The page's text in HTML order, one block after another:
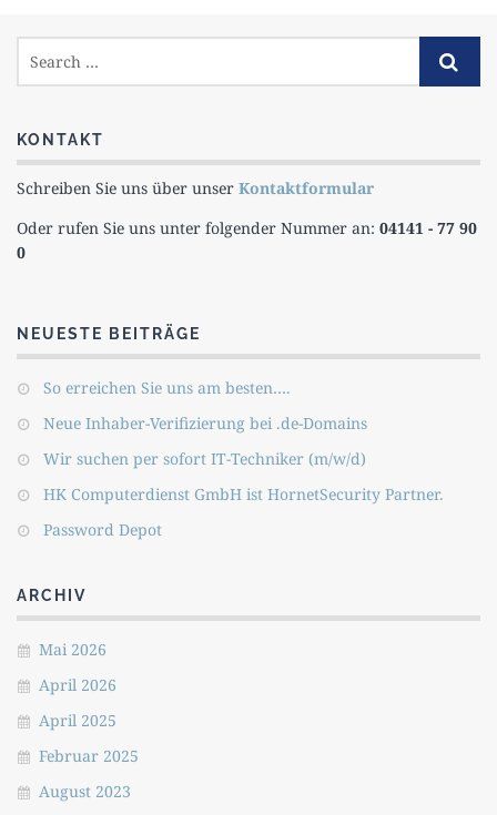
KONTAKT
Schreiben Sie uns über unser Kontaktformular
Oder rufen Sie uns unter folgender Nummer an: 04141 - 77 90
0
NEUESTE BEITRÄGE
So erreichen Sie uns am besten….
Neue Inhaber-Verifizierung bei .de-Domains
Wir suchen per sofort IT-Techniker (m/w/d)
HK Computerdienst GmbH ist HornetSecurity Partner.
Password Depot
ARCHIV
Mai 2026
April 2026
April 2025
Februar 2025
August 2023